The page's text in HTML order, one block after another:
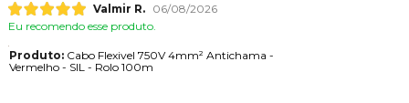
Valmir R.
06/08/2026
Eu recomendo esse produto.
Produto:Cabo Flexivel 750V 4mm² Antichama -
Vermelho - SIL - Rolo 100m